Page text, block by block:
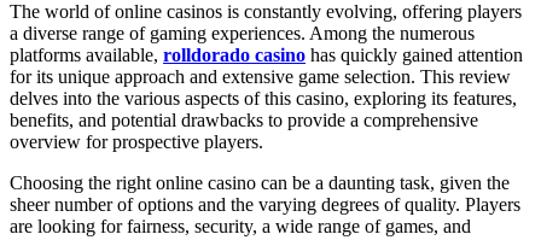
The world of online casinos is constantly evolving, offering players
a diverse range of gaming experiences. Among the numerous
platforms available, rolldorado casino has quickly gained attention
for its unique approach and extensive game selection. This review
delves into the various aspects of this casino, exploring its features,
benefits, and potential drawbacks to provide a comprehensive
overview for prospective players.
Choosing the right online casino can be a daunting task, given the
sheer number of options and the varying degrees of quality. Players
are looking for fairness, security, a wide range of games, and